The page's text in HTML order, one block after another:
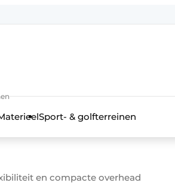
Sport- & golfterreinen
en compacte overhead